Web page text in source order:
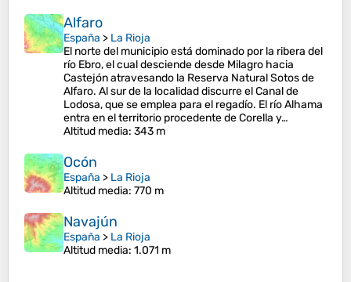
Alfaro
España > La Rioja
El norte del municipio está dominado por la ribera del
río Ebro, el cual desciende desde Milagro hacia
Castejón atravesando la Reserva Natural Sotos de
Alfaro. Al sur de la localidad discurre el Canal de
Lodosa, que se emplea para el regadío. El río Alhama
entra en el territorio procedente de Corella y…
Altitud media: 343 m
Ocón
España > La Rioja
Altitud media: 770 m
Navajún
España > La Rioja
Altitud media: 1.071 m